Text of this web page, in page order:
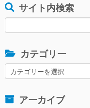
サイト内検索
索:
カテゴリー
カ
テ
リ
アーカイブ